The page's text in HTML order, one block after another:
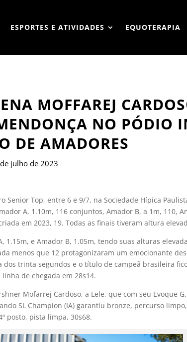
ESPORTES E ATIVIDADES EQUOTERAPIA
MOFFAREJ
NO PÓDIO
DE AMADORES
julho de 2023
Top, entre 6 e 9/7, na Sociedade Hípica
A, 1.10m, 116 conjuntos, Amador B, a 1m, 110,
em 2023, 19. Todas as finais tiveram altura
e Amador B, 1.05m, tendo suas alturas
menos que 12 protagonizaram um emocionante
trinta segundos e o título de campeã brasileira
de chegada em 28s14.
Mofarrej Cardoso, a Lele, que com seu Evoque
SL Champion (IA) garantiu bronze, percurso
posto, pista limpa, 30s68.